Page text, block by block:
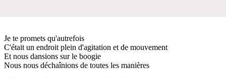
Je te promets qu'autrefois
C'était un endroit plein d'agitation et de mouvement
Et nous dansions sur le boogie
Nous nous déchaînions de toutes les manières